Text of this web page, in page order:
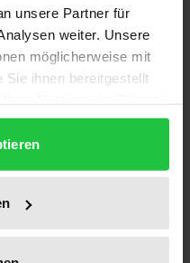
unsere Partner für
weiter. Unsere
möglicherweise mit
Sie ihnen bereitgestellt
Beitrag dazu
den
dem Prinzip der
des
u.a.
Art. 81 Abs. 1 EGV